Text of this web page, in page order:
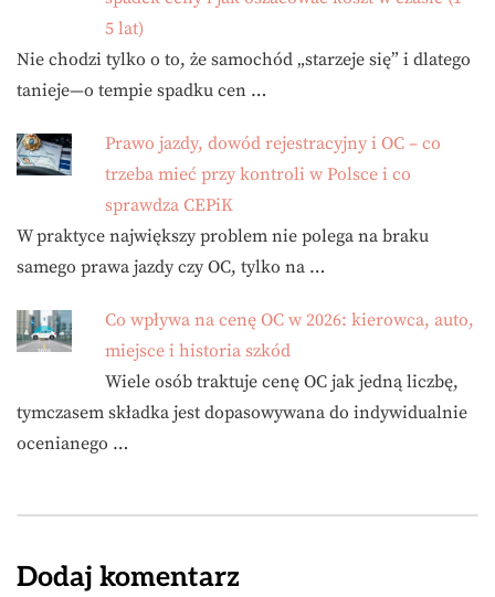
5 lat)
Nie chodzi tylko o to, że samochód „starzeje się” i dlatego
tanieje—o tempie spadku cen …
Prawo jazdy, dowód rejestracyjny i OC – co
trzeba mieć przy kontroli w Polsce i co
sprawdza CEPiK
W praktyce największy problem nie polega na braku
samego prawa jazdy czy OC, tylko na …
Co wpływa na cenę OC w 2026: kierowca, auto,
miejsce i historia szkód
Wiele osób traktuje cenę OC jak jedną liczbę,
tymczasem składka jest dopasowywana do indywidualnie
ocenianego …
Dodaj komentarz